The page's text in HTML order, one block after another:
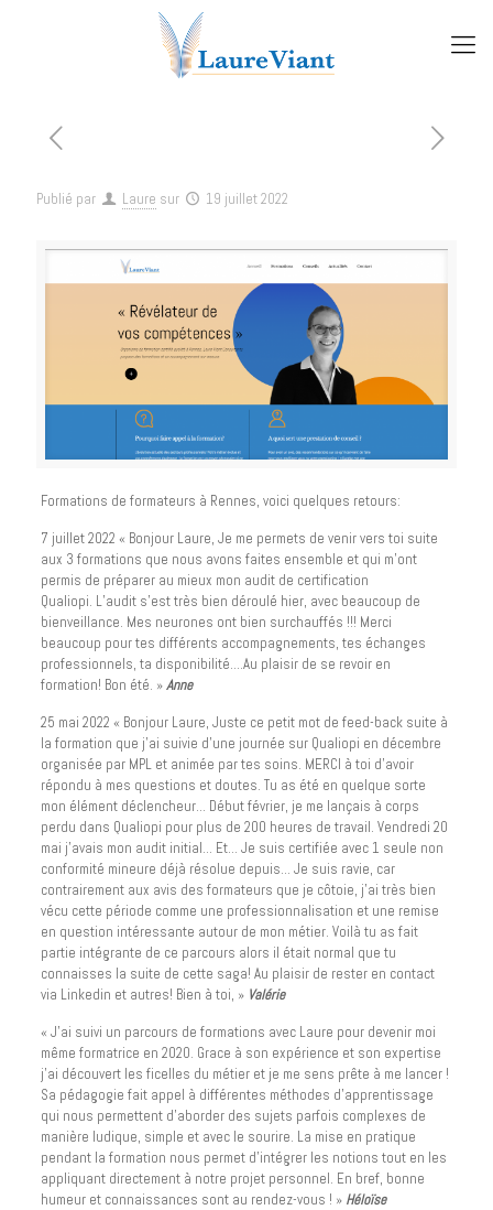
Publié par Laure sur 19 juillet 2022
Formations de formateurs à Rennes, voici quelques retours:
7 juillet 2022 « Bonjour Laure, Je me permets de venir vers toi suite
aux 3 formations que nous avons faites ensemble et qui m’ont
permis de préparer au mieux mon audit de certification
Qualiopi. L’audit s’est très bien déroulé hier, avec beaucoup de
bienveillance. Mes neurones ont bien surchauffés !!! Merci
beaucoup pour tes différents accompagnements, tes échanges
professionnels, ta disponibilité….Au plaisir de se revoir en
formation! Bon été. »Anne
25 mai 2022 « Bonjour Laure, Juste ce petit mot de feed-back suite à
la formation que j’ai suivie d’une journée sur Qualiopi en décembre
organisée par MPL et animée par tes soins. MERCI à toi d’avoir
répondu à mes questions et doutes. Tu as été en quelque sorte
mon élément déclencheur… Début février, je me lançais à corps
perdu dans Qualiopi pour plus de 200 heures de travail. Vendredi 20
mai j’avais mon audit initial… Et… Je suis certifiée avec 1 seule non
conformité mineure déjà résolue depuis… Je suis ravie, car
contrairement aux avis des formateurs que je côtoie, j’ai très bien
vécu cette période comme une professionnalisation et une remise
en question intéressante autour de mon métier. Voilà tu as fait
partie intégrante de ce parcours alors il était normal que tu
connaisses la suite de cette saga! Au plaisir de rester en contact
via Linkedin et autres! Bien à toi, » Valérie
« J’ai suivi un parcours de formations avec Laure pour devenir moi
même formatrice en 2020. Grace à son expérience et son expertise
j’ai découvert les ficelles du métier et je me sens prête à me lancer !
Sa pédagogie fait appel à différentes méthodes d’apprentissage
qui nous permettent d’aborder des sujets parfois complexes de
manière ludique, simple et avec le sourire. La mise en pratique
pendant la formation nous permet d’intégrer les notions tout en les
appliquant directement à notre projet personnel. En bref, bonne
humeur et connaissances sont au rendez-vous ! » Héloïse